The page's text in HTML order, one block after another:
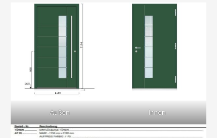
Außen Innen